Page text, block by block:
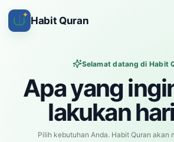
✦ Habit Quran
Selamat datang di Habit
Apa yang
lakukan
Pilih kebutuhan Anda. Habit Quran akan